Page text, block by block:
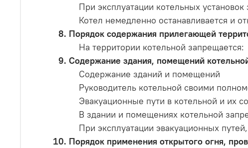
При эксплуатации котельных установок
Котел немедленно останавливается и
Порядок содержания прилегающей
На территории котельной запрещается:
Содержание здания, помещений
Содержание зданий и помещений
Руководитель котельной своими
Эвакуационные пути в котельной и их
В здании и помещениях котельной
При эксплуатации эвакуационных
Порядок применения открытого огня,